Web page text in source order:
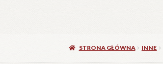
STRONA GŁÓWNA INNE